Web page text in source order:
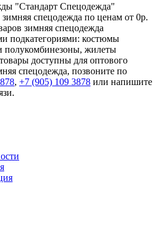
"Стандарт Спецодежда"
спецодежда по ценам от 0р.
зимняя спецодежда
подкатегориями: костюмы
полукомбинезоны, жилеты
доступны для оптового
спецодежда, позвоните по
, +7 (905) 109 3878 или напишите